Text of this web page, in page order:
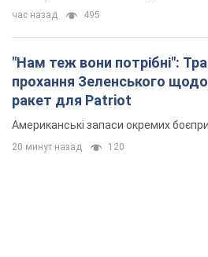
час назад 495
"Нам теж вони потрібні":
прохання Зеленського щодо
ракет для Patriot
Американські запаси окремих
20 минут назад 120